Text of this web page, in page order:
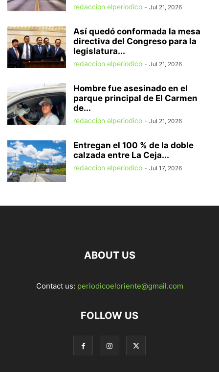
redaccion elperiodico - Jul 21, 2026
Así quedó conformada la mesa
directiva del Congreso para la
legislatura...
redaccion elperiodico - Jul 21, 2026
Hombre fue asesinado en el
parque principal de El Carmen
de...
redaccion elperiodico - Jul 21, 2026
Entregan el 100 % de la doble
calzada entre La Ceja...
redaccion elperiodico - Jul 17, 2026
ABOUT US
Contact us: periodicoeloriente@gmail.com
FOLLOW US